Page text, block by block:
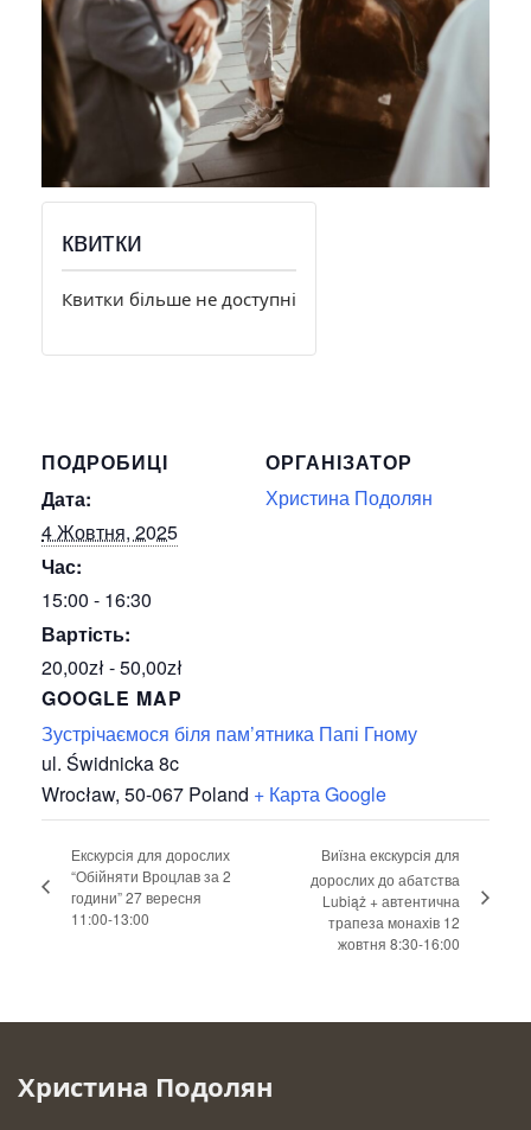
ПОДРОБИЦІ
Дата:
4 Жовтня, 2025
Час:
15:00 - 16:30
Вартість:
20,00zł - 50,00zł
GOOGLE MAP
Зустрічаємося біля пам’ятника Папі Гному
ul. Świdnicka 8c
Wrocław, 50-067 Poland + Карта Google
ОРГАНІЗАТОР
Христина Подолян
квитки
Квитки більше не доступні
Екскурсія для дорослих
“Обійняти Вроцлав за 2
години” 27 вересня
11:00-13:00
Виїзна екскурсія для
дорослих до абатства
Lubiąż + автентична
трапеза монахів 12
жовтня 8:30-16:00
Христина Подолян